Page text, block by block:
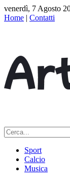
venerdì, 7 Agosto
Home | Contatti
Sport
Calcio
Musica